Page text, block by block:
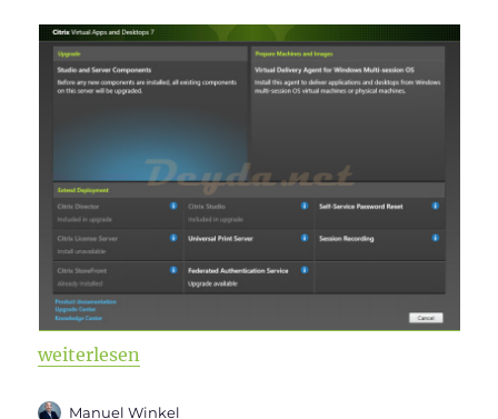
„Citrix Virtual Apps and Desktops & WEM 2003 ist
weiterlesen
Autor
Manuel Winkel